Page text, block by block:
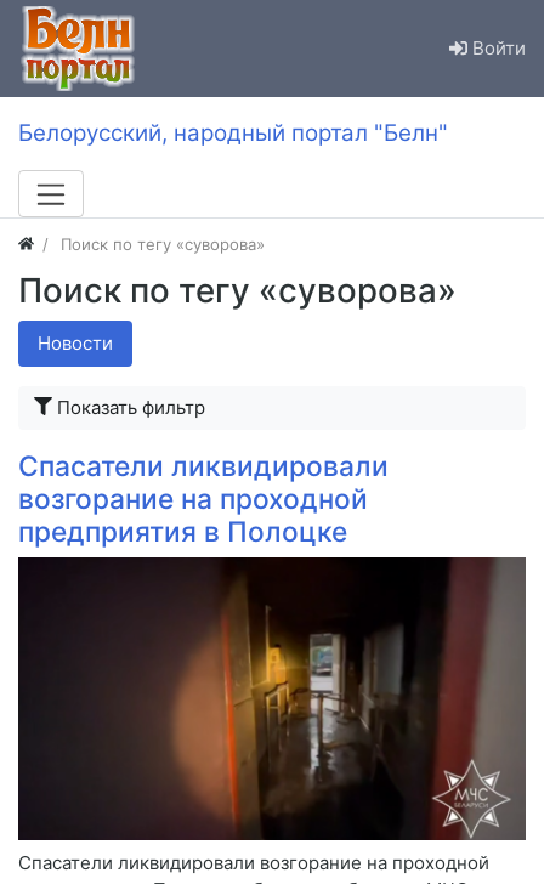
Войти
Белорусский, народный портал "Белн"
Поиск по тегу «суворова»
Поиск по тегу «суворова»
Новости
Показать фильтр
Спасатели ликвидировали
возгорание на проходной
предприятия в Полоцке
Спасатели ликвидировали возгорание на проходной